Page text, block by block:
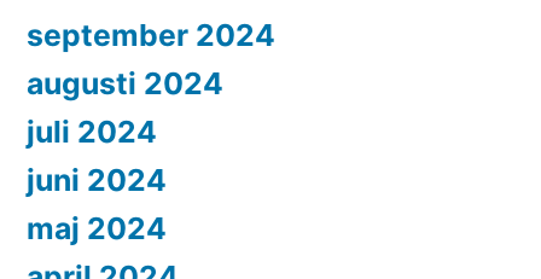
september 2024
augusti 2024
juli 2024
juni 2024
maj 2024